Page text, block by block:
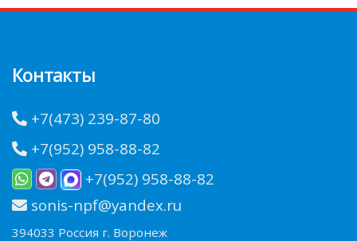
Контакты
+7(473) 239-87-80
+7(952) 958-88-82
+7(952) 958-88-82
sonis-npf@yandex.ru
394033 Россия г. Воронеж